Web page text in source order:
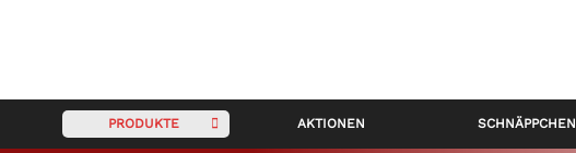
PRODUKTE AKTIONEN SCHNÄPPCHEN